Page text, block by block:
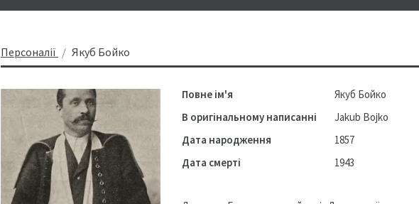
Персоналії Якуб Бойко
Повне ім'я
Якуб Бойко
В оригінальному написанні
Jakub Bojko
Дата народження
1857
Дата смерті
1943